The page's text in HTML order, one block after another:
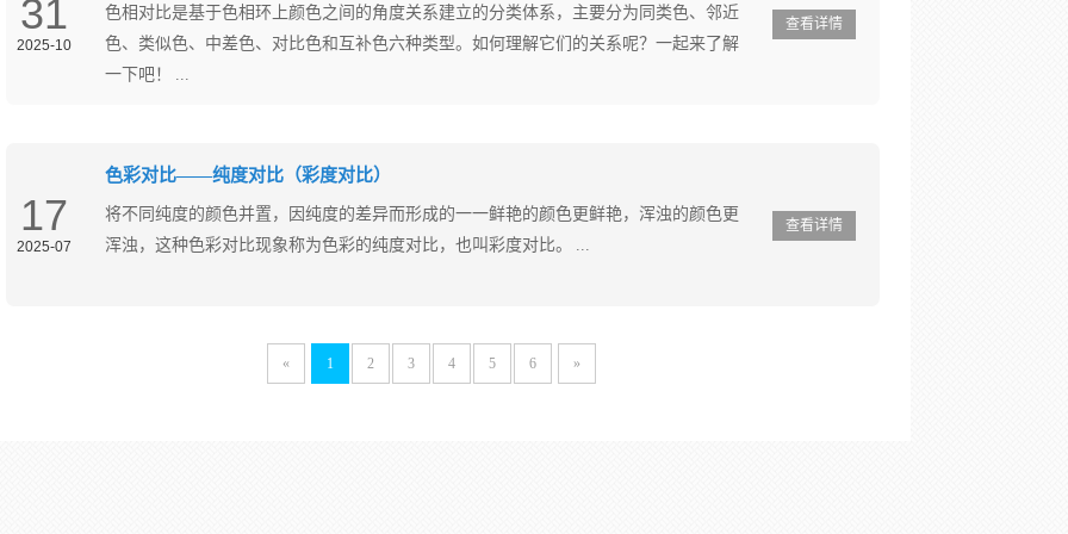
查看详情
31
2025-10
色相对比是基于色相环上颜色之间的角度关系建立的分类体系，主要分为同类色、邻近
色、类似色、中差色、对比色和互补色六种类型。如何理解它们的关系呢？一起来了解
一下吧！ ...
查看详情
17
2025-07
色彩对比——纯度对比（彩度对比）
将不同纯度的颜色并置，因纯度的差异而形成的一一鲜艳的颜色更鲜艳，浑浊的颜色更
浑浊，这种色彩对比现象称为色彩的纯度对比，也叫彩度对比。 ...
« 1 2 3 4 5 6 »